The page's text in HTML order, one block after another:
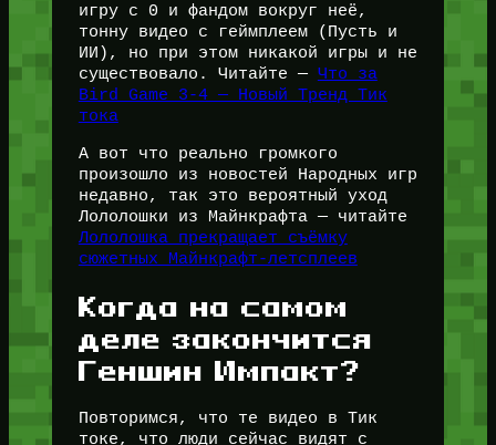
игру с 0 и фандом вокруг неё,
тонну видео с геймплеем (Пусть и
ИИ), но при этом никакой игры и не
существовало. Читайте — Что за
Bird Game 3-4 — Новый Тренд Тик
тока
А вот что реально громкого
произошло из новостей Народных игр
недавно, так это вероятный уход
Лололошки из Майнкрафта — читайте
Лололошка прекращает съёмку
сюжетных Майнкрафт-летсплеев
Когда на самом
деле закончится
Геншин Импакт?
Повторимся, что те видео в Тик
токе, что люди сейчас видят с